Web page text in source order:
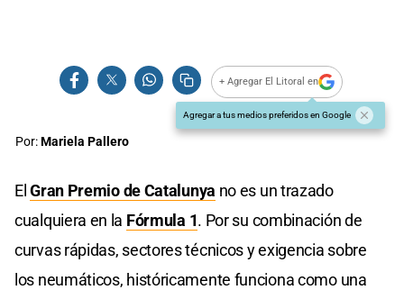
+ Agregar El Litoral en
Agregar a tus medios preferidos en Google
Por:Mariela Pallero
ElGran Premio de Catalunya no es un trazado
cualquiera en la Fórmula 1. Por su combinación de
curvas rápidas, sectores técnicos y exigencia sobre
los neumáticos, históricamente funciona como una